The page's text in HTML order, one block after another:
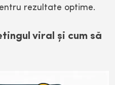
rezultate optime.
viral și cum să